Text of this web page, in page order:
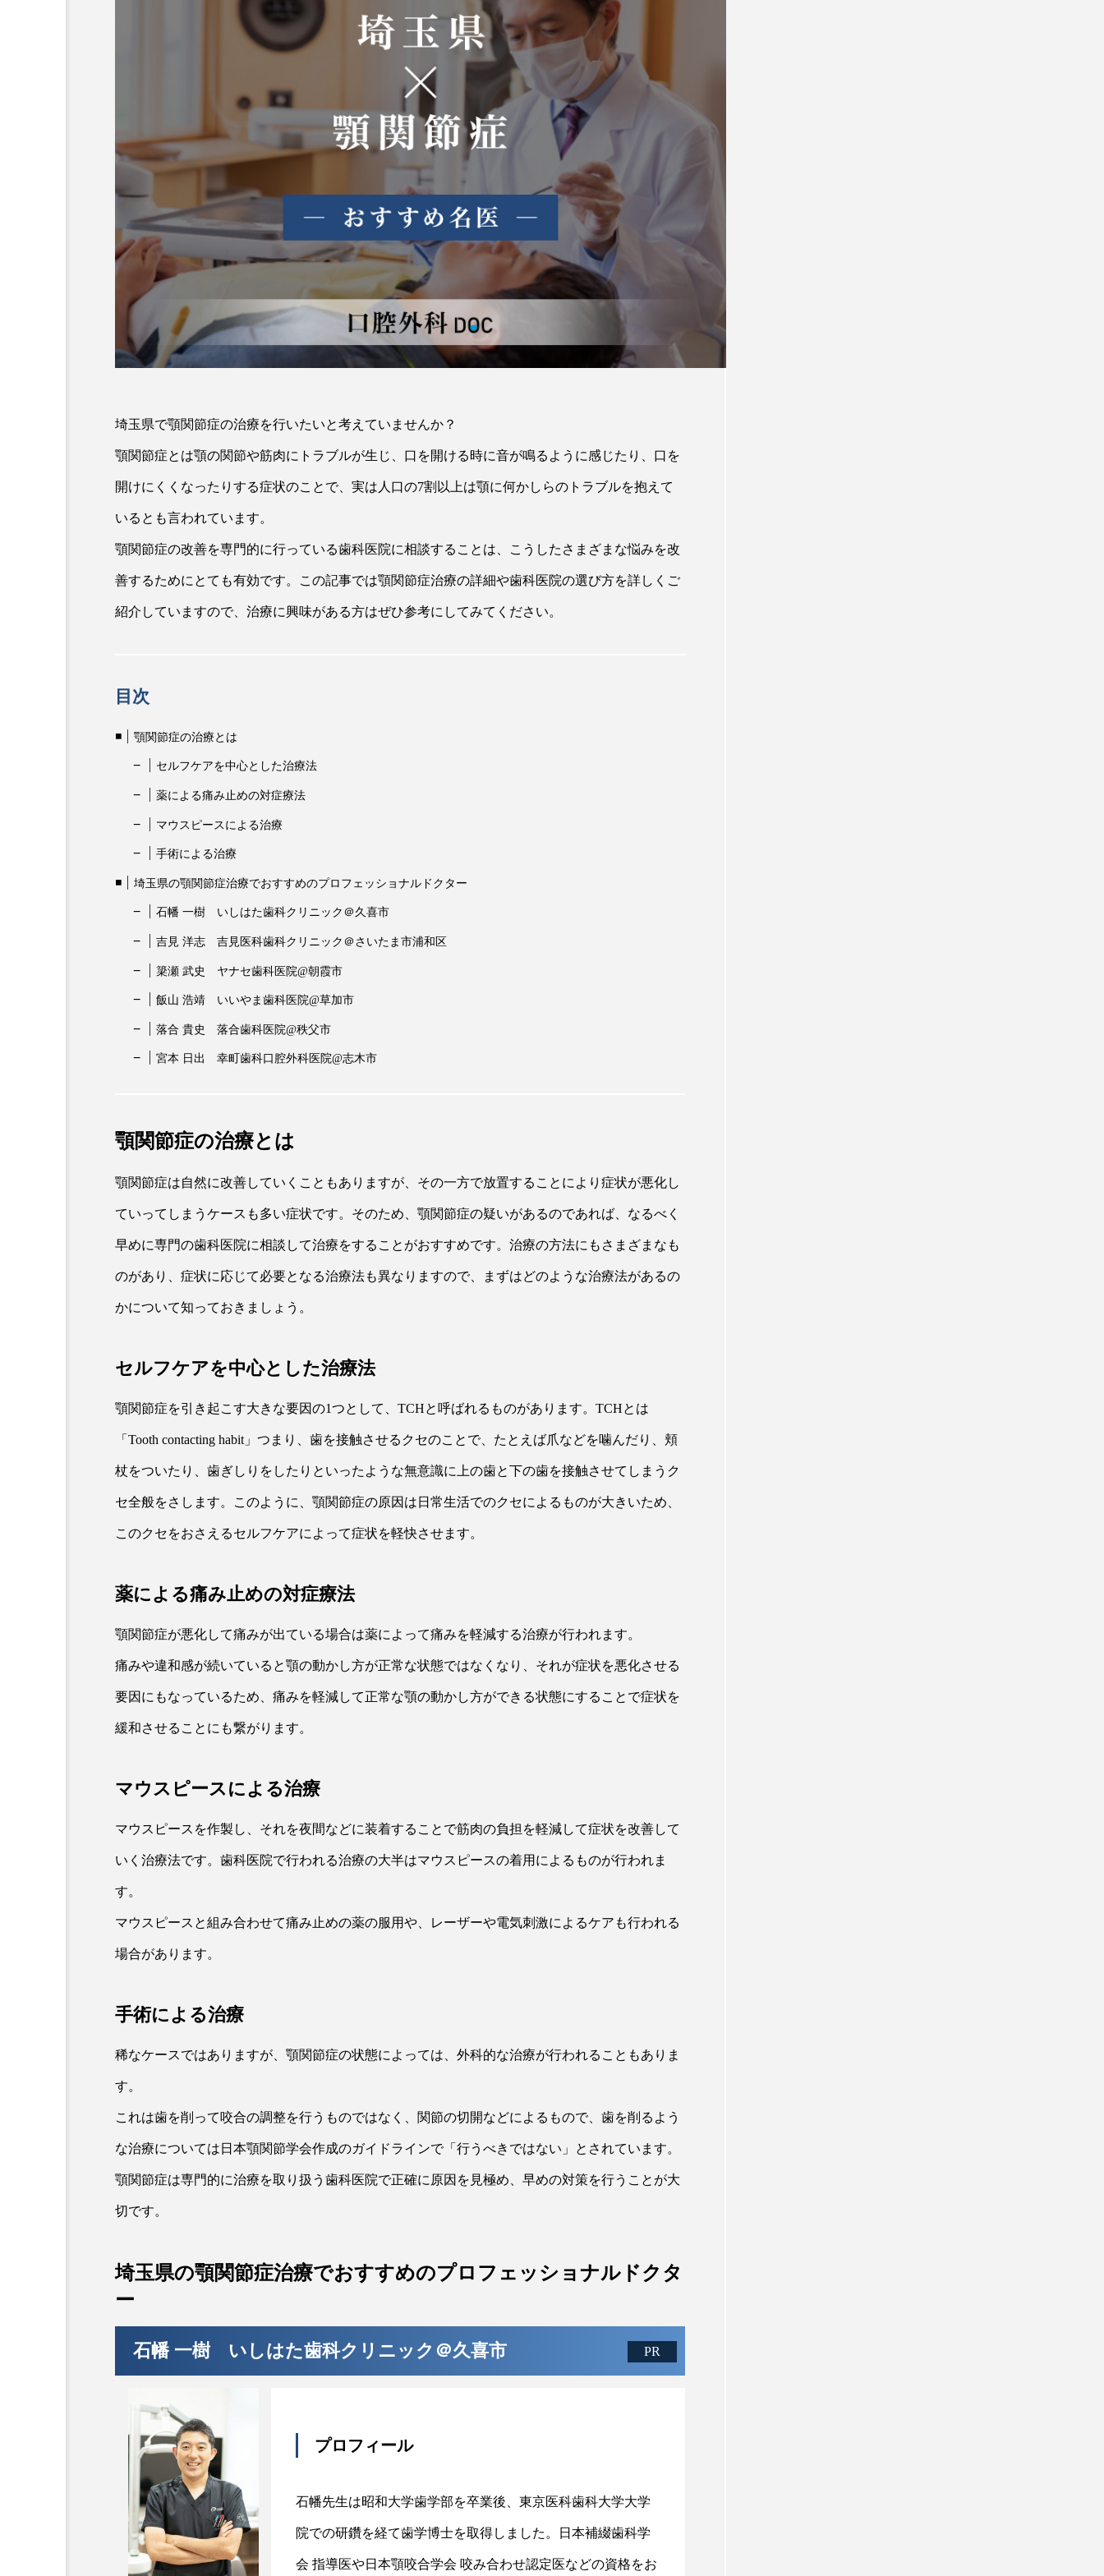
は？見分け方や診療科、治療方
法などを解説
注目のトピック
コラム
埼玉県で顎関節症の治療を行いたいと考えていませんか？
顎関節症とは顎の関節や筋肉にトラブルが生じ、口を開ける時に音が鳴るように感じたり、口を
開けにくくなったりする症状のことで、実は人口の7割以上は顎に何かしらのトラブルを抱えて
いるとも言われています。
顎関節症の改善を専門的に行っている歯科医院に相談することは、こうしたさまざまな悩みを改
善するためにとても有効です。この記事では顎関節症治療の詳細や歯科医院の選び方を詳しくご
紹介していますので、治療に興味がある方はぜひ参考にしてみてください。
目次
顎関節症の治療とは
セルフケアを中心とした治療法
薬による痛み止めの対症療法
マウスピースによる治療
手術による治療
埼玉県の顎関節症治療でおすすめのプロフェッショナルドクター
石幡 一樹 いしはた歯科クリニック＠久喜市
吉見 洋志 吉見医科歯科クリニック＠さいたま市浦和区
簗瀬 武史 ヤナセ歯科医院@朝霞市
飯山 浩靖 いいやま歯科医院@草加市
落合 貴史 落合歯科医院@秩父市
宮本 日出 幸町歯科口腔外科医院@志木市
顎関節症の治療とは
顎関節症は自然に改善していくこともありますが、その一方で放置することにより症状が悪化し
ていってしまうケースも多い症状です。そのため、顎関節症の疑いがあるのであれば、なるべく
早めに専門の歯科医院に相談して治療をすることがおすすめです。治療の方法にもさまざまなも
のがあり、症状に応じて必要となる治療法も異なりますので、まずはどのような治療法があるの
かについて知っておきましょう。
セルフケアを中心とした治療法
顎関節症を引き起こす大きな要因の1つとして、TCHと呼ばれるものがあります。TCHとは
「Tooth contacting habit」つまり、歯を接触させるクセのことで、たとえば爪などを噛んだり、頬
杖をついたり、歯ぎしりをしたりといったような無意識に上の歯と下の歯を接触させてしまうク
セ全般をさします。このように、顎関節症の原因は日常生活でのクセによるものが大きいため、
このクセをおさえるセルフケアによって症状を軽快させます。
薬による痛み止めの対症療法
顎関節症が悪化して痛みが出ている場合は薬によって痛みを軽減する治療が行われます。
痛みや違和感が続いていると顎の動かし方が正常な状態ではなくなり、それが症状を悪化させる
要因にもなっているため、痛みを軽減して正常な顎の動かし方ができる状態にすることで症状を
緩和させることにも繋がります。
マウスピースによる治療
マウスピースを作製し、それを夜間などに装着することで筋肉の負担を軽減して症状を改善して
いく治療法です。歯科医院で行われる治療の大半はマウスピースの着用によるものが行われま
す。
マウスピースと組み合わせて痛み止めの薬の服用や、レーザーや電気刺激によるケアも行われる
場合があります。
手術による治療
稀なケースではありますが、顎関節症の状態によっては、外科的な治療が行われることもありま
す。
これは歯を削って咬合の調整を行うものではなく、関節の切開などによるもので、歯を削るよう
な治療については日本顎関節学会作成のガイドラインで「行うべきではない」とされています。
顎関節症は専門的に治療を取り扱う歯科医院で正確に原因を見極め、早めの対策を行うことが大
切です。
埼玉県の顎関節症治療でおすすめのプロフェッショナルドクタ
ー
石幡 一樹 いしはた歯科クリニック＠久喜市
プロフィール
石幡先生は昭和大学歯学部を卒業後、東京医科歯科大学大学
院での研鑽を経て歯学博士を取得しました。日本補綴歯科学
会 指導医や日本顎咬合学会 咬み合わせ認定医などの資格をお